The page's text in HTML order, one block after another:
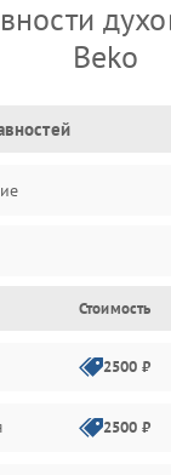
Beko
Стоимость
2500 ₽
2500 ₽